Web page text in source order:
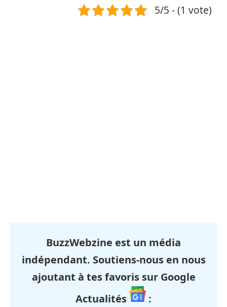
5/5 - (1 vote)
BuzzWebzine est un média
indépendant. Soutiens-nous en nous
ajoutant à tes favoris sur Google
Actualités
: